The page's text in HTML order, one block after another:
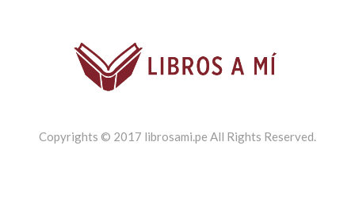
Copyrights © 2017 librosami.pe All Rights Reserved.